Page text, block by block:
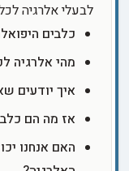
לבעלי אלרגיה
כלבים
מהי אלרגיה
איך יודעים
אז מה הם
האם אנחנו